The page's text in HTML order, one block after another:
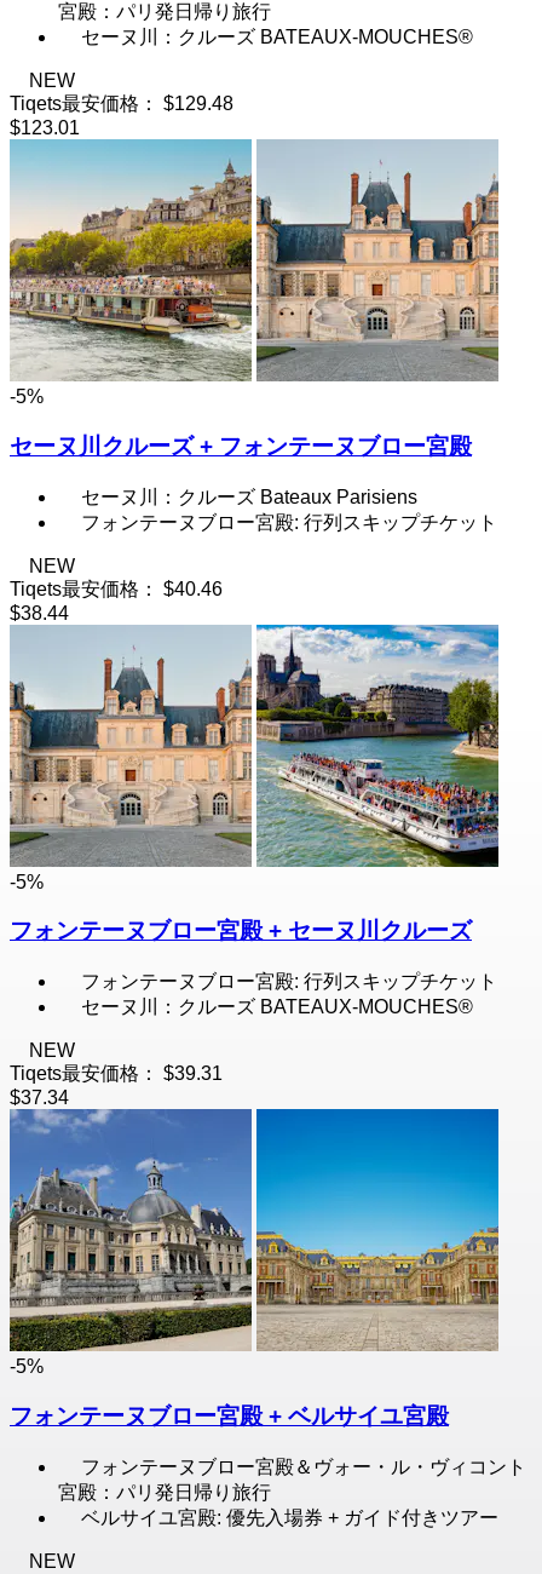
宮殿：パリ発日帰り旅行
セーヌ川：クルーズ BATEAUX-MOUCHES®
NEW
Tiqets最安価格：
$129.48
$123.01
-5%
セーヌ川クルーズ + フォンテーヌブロー宮殿
セーヌ川：クルーズ Bateaux Parisiens
フォンテーヌブロー宮殿: 行列スキップチケット
NEW
Tiqets最安価格：
$40.46
$38.44
-5%
フォンテーヌブロー宮殿 + セーヌ川クルーズ
フォンテーヌブロー宮殿: 行列スキップチケット
セーヌ川：クルーズ BATEAUX-MOUCHES®
NEW
Tiqets最安価格：
$39.31
$37.34
-5%
フォンテーヌブロー宮殿 + ベルサイユ宮殿
フォンテーヌブロー宮殿＆ヴォー・ル・ヴィコント
宮殿：パリ発日帰り旅行
ベルサイユ宮殿: 優先入場券 + ガイド付きツアー
NEW